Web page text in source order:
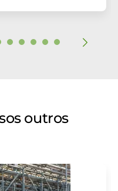
outros